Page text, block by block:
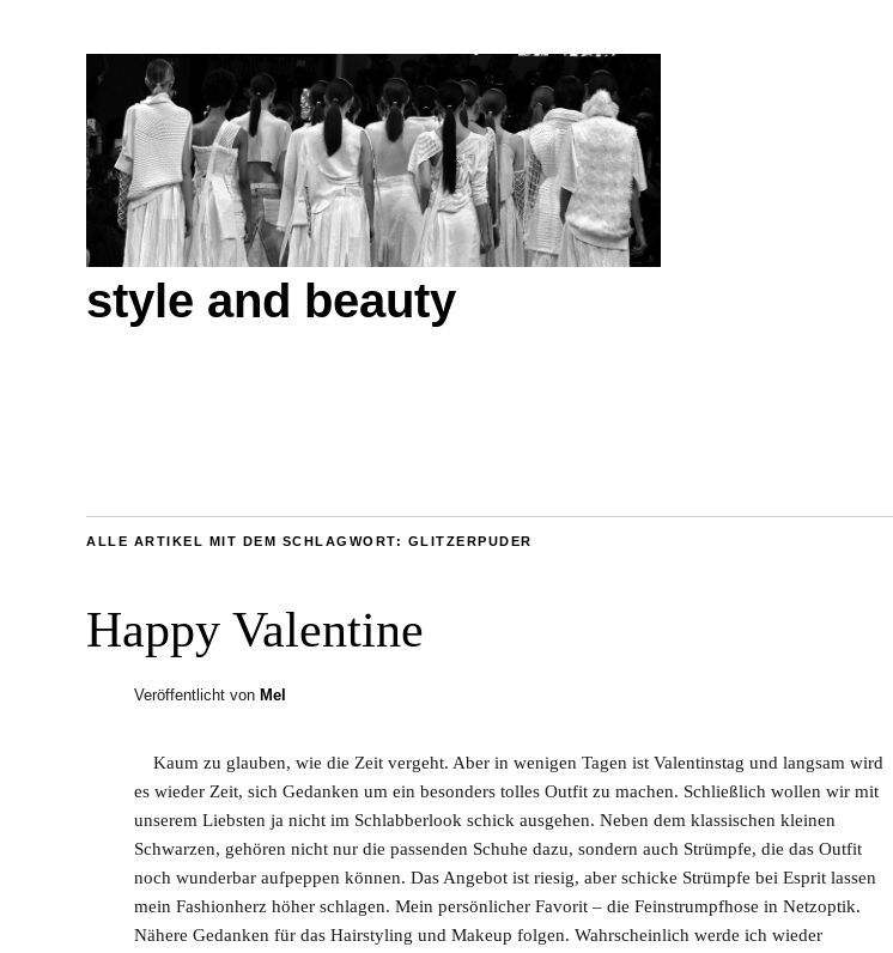
style and beauty
ALLE ARTIKEL MIT DEM SCHLAGWORT: GLITZERPUDER
Happy Valentine
Veröffentlicht von Mel
Kaum zu glauben, wie die Zeit vergeht. Aber in wenigen Tagen ist Valentinstag und langsam wird
es wieder Zeit, sich Gedanken um ein besonders tolles Outfit zu machen. Schließlich wollen wir mit
unserem Liebsten ja nicht im Schlabberlook schick ausgehen. Neben dem klassischen kleinen
Schwarzen, gehören nicht nur die passenden Schuhe dazu, sondern auch Strümpfe, die das Outfit
noch wunderbar aufpeppen können. Das Angebot ist riesig, aber schicke Strümpfe bei Esprit lassen
mein Fashionherz höher schlagen. Mein persönlicher Favorit – die Feinstrumpfhose in Netzoptik.
Nähere Gedanken für das Hairstyling und Makeup folgen. Wahrscheinlich werde ich wieder